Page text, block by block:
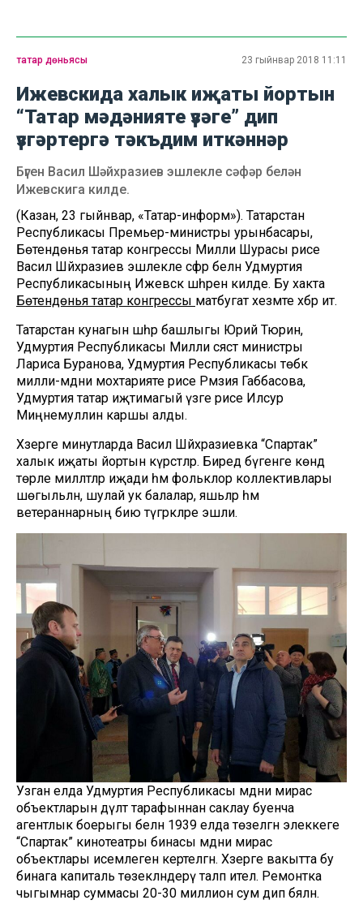
татар дөньясы 23 гыйнвар 2018 11:11
Ижевскида халык иҗаты йортын
“Татар мәдәнияте үзәге” дип
үзгәртергә тәкъдим иткәннәр
Бүген Васил Шәйхразиев эшлекле сәфәр белән
Ижевскига килде.
(Казан, 23 гыйнвар, «Татар-информ»). Татарстан
Республикасы Премьер-министры урынбасары,
Бөтендөнья татар конгрессы Милли Шурасы рәисе
Васил Шәйхразиев эшлекле сәфәр белән Удмуртия
Республикасының Ижевск шәһәренә килде. Бу хакта
Бөтендөнья татар конгрессы матбугат хезмәте хәбәр итә.
Татарстан кунагын шәһәр башлыгы Юрий Тюрин,
Удмуртия Республикасы Милли сәясәт министры
Лариса Буранова, Удмуртия Республикасы төбәк
милли-мәдәни мохтарияте рәисе Рәмзия Габбасова,
Удмуртия татар иҗтимагый үзәге рәисе Илсур
Миңнемуллин каршы алды.
Хәзерге минутларда Васил Шәйхразиевка “Спартак”
халык иҗаты йортын күрсәтәләр. Биредә бүгенге көндә
төрле милләтләр иҗади һәм фольклор коллективлары
шөгыльләнә, шулай ук балалар, яшьләр һәм
ветераннарның бию түгәрәкләре эшли.
Узган елда Удмуртия Республикасы мәдәни мирас
объектларын дәүләт тарафыннан саклау буенча
агентлык боерыгы белән 1939 елда төзелгән элеккеге
“Спартак” кинотеатры бинасы мәдәни мирас
объектлары исемлегенә кертелгән. Хәзерге вакытта бу
бинага капиталь төзекләндерү таләп ителә. Ремонтка
чыгымнар суммасы 20-30 миллион сум дип бәяләнә.